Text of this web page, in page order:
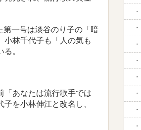
一号は淡谷のり子の「暗
小林千代子も「人の気も
。
あなたは流行歌手では
を小林伸江と改名し、